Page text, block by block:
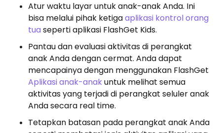
Atur waktu layar untuk anak-anak Anda. Ini
bisa melalui pihak ketigaaplikasi kontrol orang
tua seperti aplikasi FlashGet Kids.
Pantau dan evaluasi aktivitas di perangkat
anak Anda dengan cermat. Anda dapat
mencapainya dengan menggunakan FlashGet
Aplikasi anak-anakuntuk melihat semua
aktivitas yang terjadi di perangkat seluler anak
Anda secara real time.
Tetapkan batasan pada perangkat anak Anda